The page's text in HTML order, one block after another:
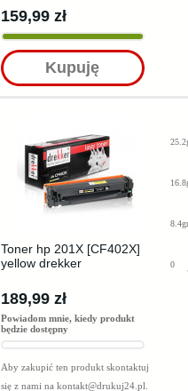
159,99 zł
Kupuję
Toner hp 201X [CF402X]
yellow drekker
189,99 zł
Powiadom mnie, kiedy produkt
będzie dostępny
Aby zakupić ten produkt skontaktuj
się z nami na kontakt@drukuj24.pl
8.4gr
0